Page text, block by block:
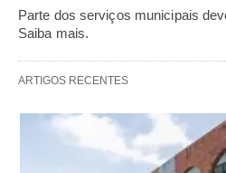
Parte dos serviços municipais
Saiba mais.
ARTIGOS RECENTES